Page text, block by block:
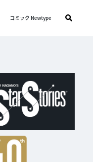
コミック Newtype